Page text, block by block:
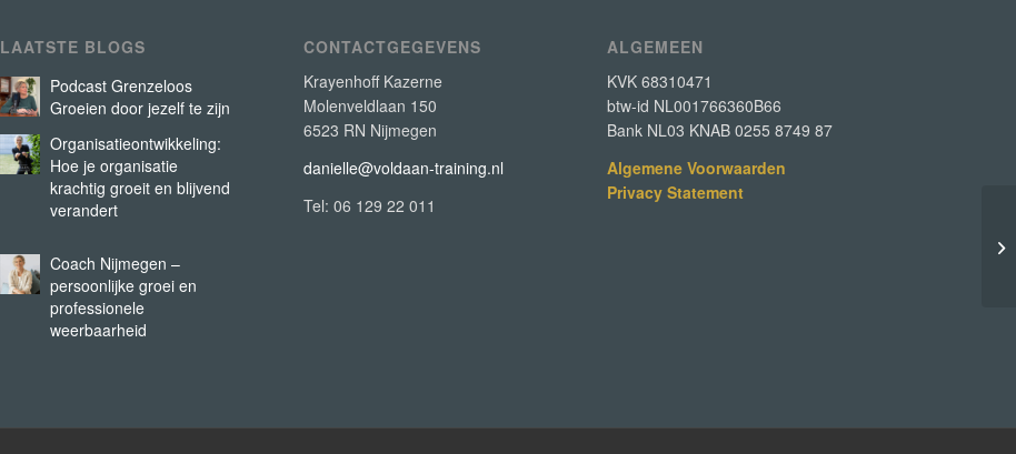
LAATSTE BLOGS
Podcast Grenzeloos
Groeien door jezelf te zijn
Organisatieontwikkeling:
Hoe je organisatie
krachtig groeit en blijvend
verandert
Coach Nijmegen –
persoonlijke groei en
professionele
weerbaarheid
CONTACTGEGEVENS
Krayenhoff Kazerne
Molenveldlaan 150
6523 RN Nijmegen
danielle@voldaan-training.nl
Tel: 06 129 22 011
ALGEMEEN
KVK 68310471
btw-id NL001766360B66
Bank NL03 KNAB 0255 8749 87
Algemene Voorwaarden
Privacy Statement